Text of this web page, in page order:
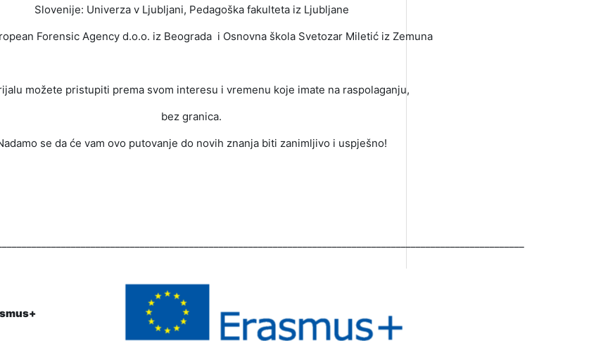
Slovenije: Univerza v Ljubljani, Pedagoška fakulteta iz Ljubljane
Forensic Agency d.o.o. iz Beograda i Osnovna škola Svetozar Miletić iz Zemuna
možete pristupiti prema svom interesu i vremenu koje imate na raspolaganju,
bez granica.
se da će vam ovo putovanje do novih znanja biti zanimljivo i uspješno!